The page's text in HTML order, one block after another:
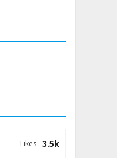
3.5k
Likes